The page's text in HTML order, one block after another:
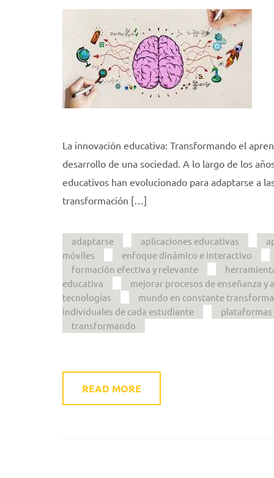
La innovación educativa: Transformando el
desarrollo de una sociedad. A lo largo de los
educativos han evolucionado para adaptarse a
transformación […]
adaptarse aplicaciones educativas
móviles
enfoque dinámico e interactivo
formación efectiva y relevante
educativa
mejorar procesos de enseñanza y
tecnologías
mundo en constante
individuales de cada estudiante
transformando
READ MORE